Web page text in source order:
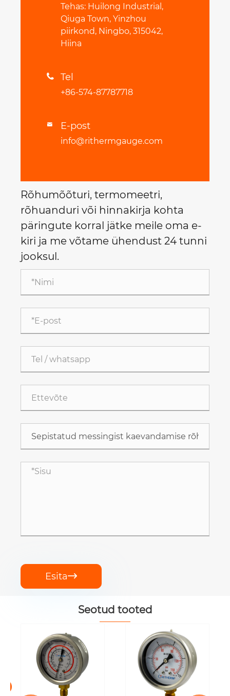
Tehas: Huilong Industrial,
Qiuga Town, Yinzhou
piirkond, Ningbo, 315042,
Hiina
 Tel
+86-574-87787718
 E-post
info@rithermgauge.com
Rõhumõõturi, termomeetri,
rõhuanduri või hinnakirja kohta
päringute korral jätke meile oma e-
kiri ja me võtame ühendust 24 tunni
jooksul.
Esita
Seotud tooted